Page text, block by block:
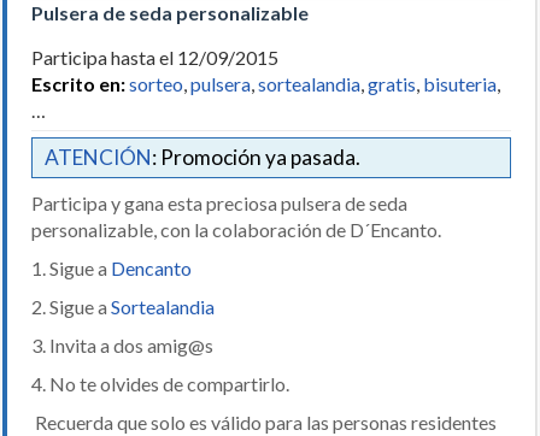
Pulsera de seda personalizable
Participa hasta el 12/09/2015
Escrito en:sorteo,pulsera,sortealandia,gratis, bisuteria,
…
ATENCIÓN: Promoción ya pasada.
Participa y gana esta preciosa pulsera de seda
personalizable, con la colaboración de D´Encanto.
1. Sigue a Dencanto
2. Sigue a Sortealandia
3. Invita a dos amig@s
4. No te olvides de compartirlo.
Recuerda que solo es válido para las personas residentes